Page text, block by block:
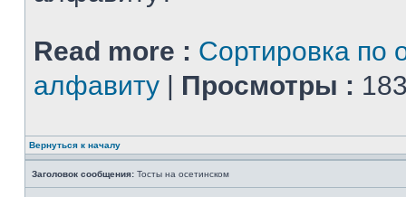
Read more : Сортировка по
алфавиту | Просмотры :
Вернуться к началу
Заголовок сообщения: Тосты на осетинском